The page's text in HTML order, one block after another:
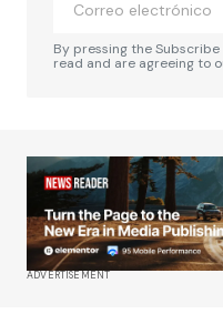
By pressing the
read and are agreeing to
ADVERTISEMENT